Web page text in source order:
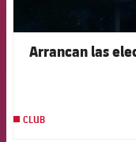
Arrancan las
CLUB